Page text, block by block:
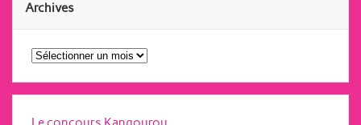
Archives
Archives